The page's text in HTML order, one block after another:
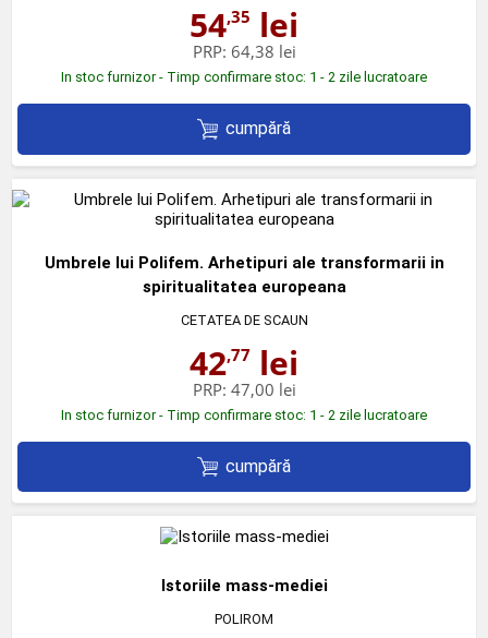
54,35 lei
PRP: 64,38 lei
In stoc furnizor - Timp confirmare stoc: 1 - 2 zile lucratoare
cumpără
Umbrele lui Polifem. Arhetipuri ale transformarii in
spiritualitatea europeana
CETATEA DE SCAUN
42,77 lei
PRP: 47,00 lei
In stoc furnizor - Timp confirmare stoc: 1 - 2 zile lucratoare
cumpără
Istoriile mass-mediei
POLIROM